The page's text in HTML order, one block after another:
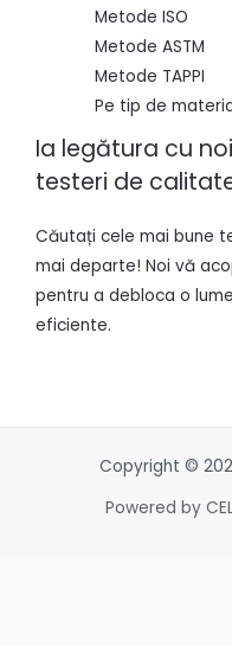
Metode ISO
Metode ASTM
Metode TAPPI
Pe tip de
Ia legătura cu
testeri de
Căutați cele mai bune
mai departe! Noi vă
pentru a debloca o
eficiente.
Copyright ©
Powered by